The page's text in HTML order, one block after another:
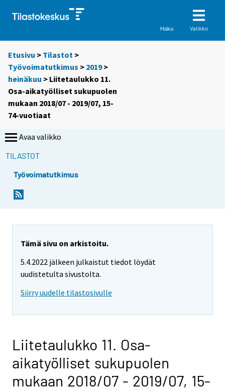
Haku Valikko
Etusivu > Tilastot >
Työvoimatutkimus > 2019>
heinäkuu > Liitetaulukko 11.
Osa-aikatyölliset sukupuolen
mukaan 2018/07 - 2019/07, 15-
74-vuotiaat
Avaa valikko
TILASTOT
Työvoimatutkimus
Tämä sivu on arkistoitu.
5.4.2022 jälkeen julkaistut tiedot löydät
uudistetulta sivustolta.
Siirry uudelle tilastosivulle
Liitetaulukko 11. Osa-
aikatyölliset sukupuolen
mukaan 2018/07 - 2019/07, 15-